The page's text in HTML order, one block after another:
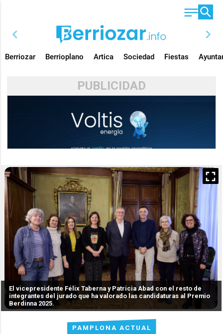
chevron_left chevron_right
Berriozar Berrioplano Artica Sociedad Fiestas
PUBLICIDAD
PAMPLONA ACTUAL
El vicepresidente Félix Taberna y Patricia Abad con el resto de
integrantes del jurado que ha valorado las candidaturas al Premio
Berdinna 2025.